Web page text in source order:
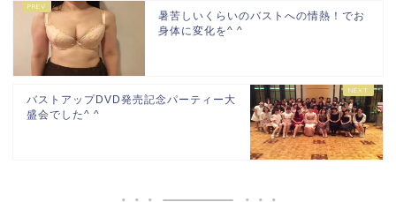
暑苦しいくらいのバストへの情熱！でお
身体に変化を^ ^
バストアップDVD発売記念パーティー大
盛会でした^ ^